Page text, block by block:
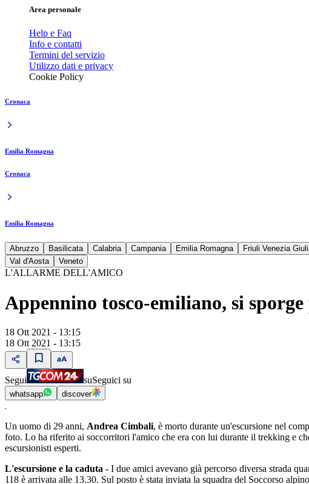
Area personale
Help e Faq
Info e contatti
Termini del servizio
Utilizzo dati e privacy
Cookie Policy
Cronaca
Emilia Romagna
Cronaca
Emilia Romagna
Abruzzo Basilicata Calabria Campania Emilia Romagna Friuli Venezia
Val d'Aosta
Veneto
L'ALLARME DELL'AMICO
Appennino tosco-emiliano, si
18 Ott 2021 - 13:15
18 Ott 2021 - 13:15
Segui suSeguici su
whatsapp discover
Un uomo di 29 anni, Andrea Cimbali, è morto durante un'escursione nel
foto. Lo ha riferito ai soccorritori l'amico che era con lui durante il trekking e
escursionisti esperti.
L'escursione e la caduta - I due amici avevano già percorso diversa strada
118 è arrivata alle 13.30. Sul posto è stata inviata la squadra del Soccorso